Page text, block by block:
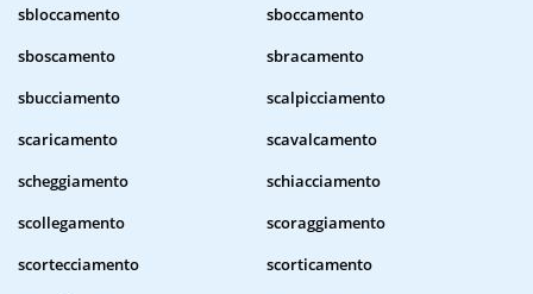
sbloccamento
sboccamento
sboscamento
sbracamento
sbucciamento
scalpicciamento
scaricamento
scavalcamento
scheggiamento
schiacciamento
scollegamento
scoraggiamento
scortecciamento
scorticamento